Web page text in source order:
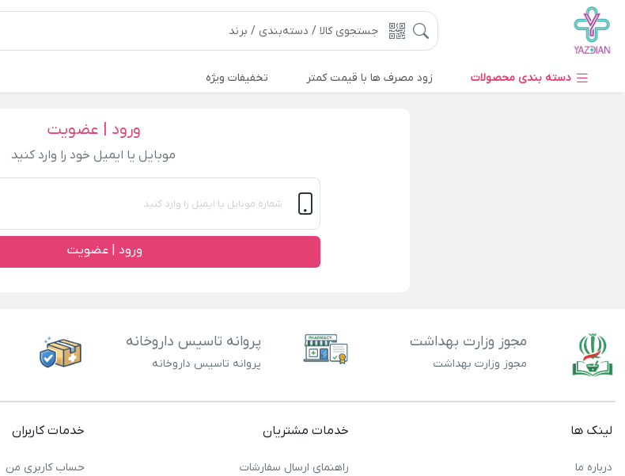
دسته بندی محصولات زود مصرف ها با قیمت کمتر تخفیفات ویژه
ورود | عضویت
موبایل یا ایمیل خود را وارد کنید
ورود | عضویت
مجوز وزارت بهداشت
مجوز وزارت بهداشت
پروانه تاسیس داروخانه
پروانه تاسیس داروخانه
لینک ها
درباره ما
خدمات مشتریان
راهنمای ارسال سفارشات
خدمات کاربران
حساب کاربری من